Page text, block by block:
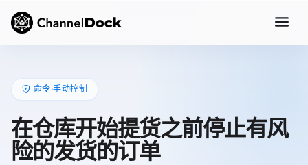
命令·手动控制
在仓库开始提货之前停止有风
险的发货的订单